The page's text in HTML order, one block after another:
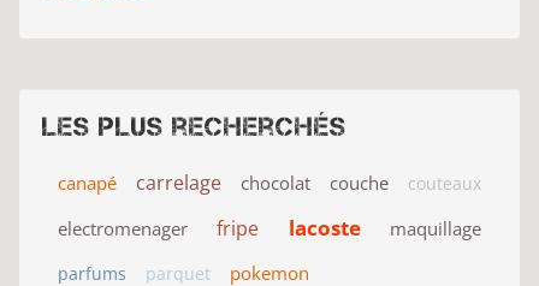
Les plus recherchés
canapé carrelage chocolat couche couteaux
electromenager fripe lacoste maquillage
parfums parquet pokemon